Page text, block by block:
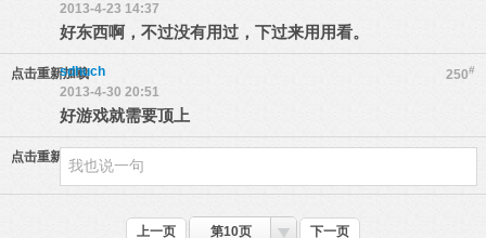
2013-4-23 14:37
好东西啊，不过没有用过，下过来用用看。
点击重新加载 250#
sdhuch
2013-4-30 20:51
好游戏就需要顶上
点击重新加载
上一页 第10页 下一页